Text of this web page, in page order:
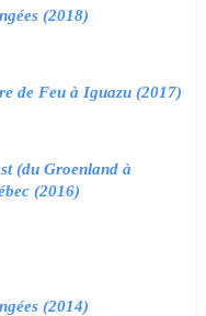
(2018)
de Feu à Iguazu (2017)
(du Groenland à
(2016)
(2014)